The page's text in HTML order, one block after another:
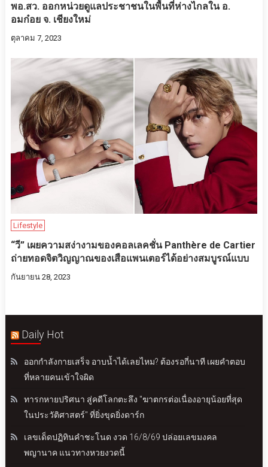
พอ.สว. ออกหน่วยดูแลประชาชนในพื้นที่ห่างไกลใน อ.
อมก๋อย จ. เชียงใหม่
ตุลาคม 7, 2023
Lifestyle
“วี” เผยความสง่างามของคอลเลคชั่น Panthère de Cartier
ถ่ายทอดจิตวิญญาณของเสือแพนเตอร์ได้อย่างสมบูรณ์แบบ
กันยายน 28, 2023
Daily Hot
ออกกำลังกายเสร็จ อาบน้ำได้เลยไหม? ต้องรอกี่นาที เผยคำตอบ
ที่หลายคนเข้าใจผิด
ทารกหายปริศนา สู่คดีโลกตะลึง "ฆาตกรต่อเนื่องอายุน้อยที่สุด
ในประวัติศาสตร์" ที่ยิ่งขุดยิ่งดาร์ก
เลขเด็ดปฏิทินคำชะโนด งวด 16/8/69 ปล่อยเลขมงคล
พญานาค แนวทางหวยงวดนี้